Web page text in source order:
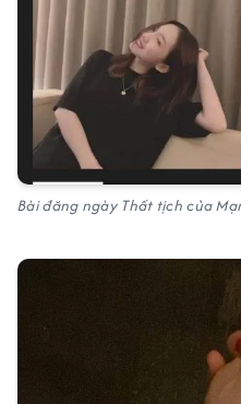
Bài đăng ngày Thất tịch của